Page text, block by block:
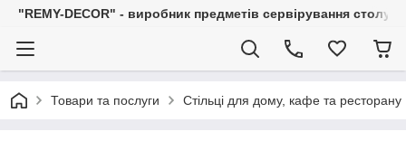
"REMY-DECOR" - виробник предметів сервірування
Товари та послуги Стільці для дому, кафе та ресторану